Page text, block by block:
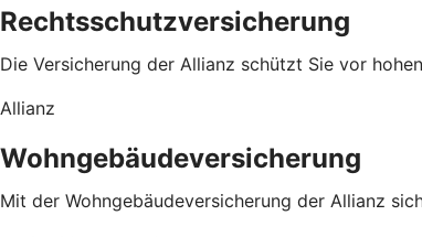
Rechtsschutzversicherung
Die Versicherung der Allianz schützt Sie vor
Allianz
Wohngebäudeversicherung
Mit der Wohngebäudeversicherung der Allianz